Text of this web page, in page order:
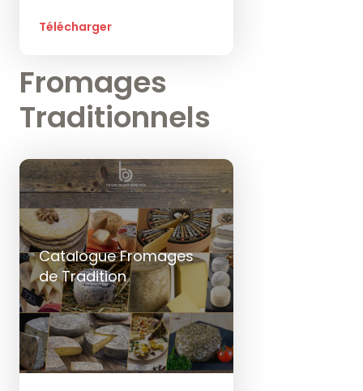
Télécharger
Fromages
Traditionnels
Catalogue Fromages
de Tradition